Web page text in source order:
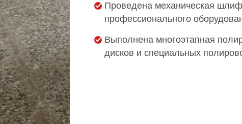
Проведена механическая
профессионального
Выполнена многоэтапная
дисков и специальных